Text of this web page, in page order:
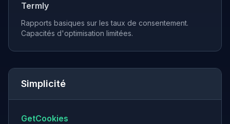
Termly
Rapports basiques sur les taux de consentement.
Capacités d'optimisation limitées.
Simplicité
GetCookies